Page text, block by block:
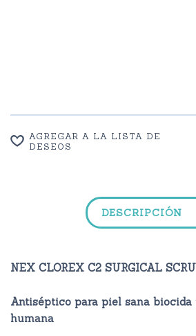
AGREGAR A LA LISTA DE
DESEOS
DESCRIPCIÓN
NEX CLOREX C2 SURGICAL
Antiséptico para piel sana biocida
humana